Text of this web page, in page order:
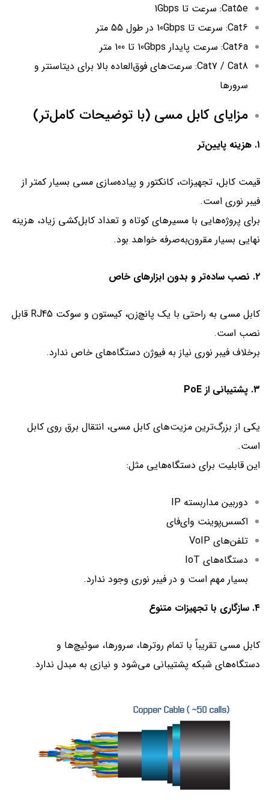
Cat5e: سرعت تا 1Gbps
Cat6: سرعت تا 10Gbps در طول 55 متر
Cat6a: سرعت پایدار 10Gbps تا 100 متر
Cat7 / Cat8: سرعت‌های فوق‌العاده بالا برای دیتاسنتر و
سرورها
مزایای کابل مسی (با توضیحات کامل‌تر)
۱. هزینه پایین‌تر
قیمت کابل، تجهیزات، کانکتور و پیاده‌سازی مسی بسیار کمتر از
فیبر نوری است.
برای پروژه‌هایی با مسیرهای کوتاه و تعداد کابل‌کشی زیاد، هزینه
نهایی بسیار مقرون‌به‌صرفه خواهد بود.
۲. نصب ساده‌تر و بدون ابزارهای خاص
کابل مسی به راحتی با یک پانچ‌زن، کیستون و سوکت RJ45 قابل
نصب است.
برخلاف فیبر نوری نیاز به فیوژن دستگاه‌های خاص ندارد.
۳. پشتیبانی از PoE
یکی از بزرگ‌ترین مزیت‌های کابل مسی، انتقال برق روی کابل
است.
این قابلیت برای دستگاه‌هایی مثل:
دوربین مداربسته IP
اکسس‌پوینت وای‌فای
تلفن‌های VoIP
دستگاه‌های IoT
بسیار مهم است و در فیبر نوری وجود ندارد.
۴. سازگاری با تجهیزات متنوع
کابل مسی تقریباً با تمام روترها، سرورها، سوئیچ‌ها و
دستگاه‌های شبکه پشتیبانی می‌شود و نیازی به مبدل ندارد.